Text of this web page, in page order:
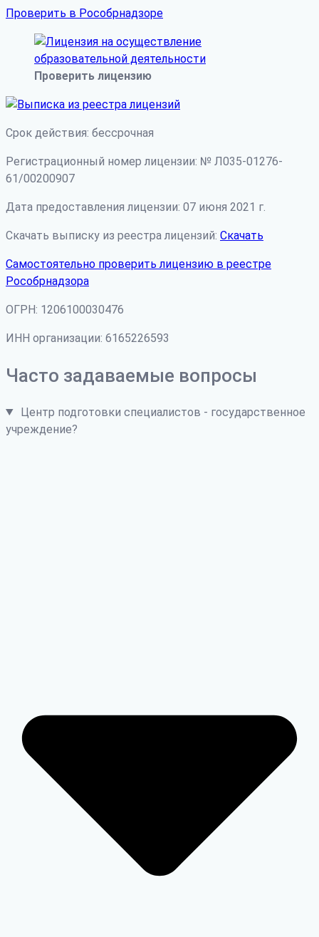
Проверить в Рособрнадзоре
Проверить лицензию
Срок действия: бессрочная
Регистрационный номер лицензии: № Л035-01276-
61/00200907
Дата предоставления лицензии: 07 июня 2021 г.
Скачать выписку из реестра лицензий: Скачать
Самостоятельно проверить лицензию в реестре
Рособрнадзора
ОГРН: 1206100030476
ИНН организации: 6165226593
Часто задаваемые вопросы
Центр подготовки специалистов - государственное
учреждение?